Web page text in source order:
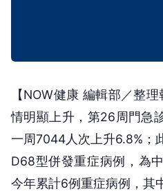
【NOW健康 編輯部／整
情明顯上升，第26周門急
一周7044人次上升6.8%；
D68型併發重症病例，為
今年累計6例重症病例，其